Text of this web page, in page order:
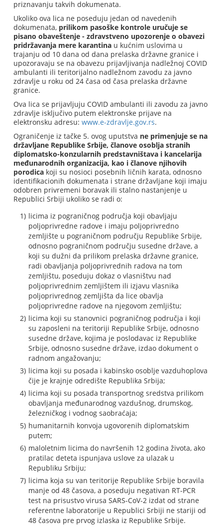
priznavanju takvih dokumenata.
Ukoliko ova lica ne poseduju jedan od navedenih
dokumenata, prilikom pasoške kontrole uručuje se
pisano obaveštenje - zdravstveno upozorenje o obavezi
pridržavanja mere karantina u kućnim uslovima u
trajanju od 10 dana od dana prelaska državne granice i
upozoravaju se na obavezu prijavljivanja nadležnoj COVID
ambulanti ili teritorijalno nadležnom zavodu za javno
zdravlje u roku od 24 časa od časa prelaska državne
granice.
Ova lica se prijavljuju COVID ambulanti ili zavodu za javno
zdravlje isključivo putem elektronske prijave na
elektronsku adresu:www.e-zdravlje.gov.rs.
Ograničenje iz tačke 5. ovog uputstva ne primenjuje se na
državljane Republike Srbije, članove osoblja stranih
diplomatsko-konzularnih predstavništava i kancelarija
međunarodnih organizacija, kao i članove njihovih
porodica koji su nosioci posebnih ličnih karata, odnosno
identifikacionih dokumenata i strane državljane koji imaju
odobren privremeni boravak ili stalno nastanjenje u
Republici Srbiji ukoliko se radi o:
licima iz pograničnog područja koji obavljaju
poljoprivredne radove i imaju poljoprivredno
zemljište u pograničnom području Republike Srbije,
odnosno pograničnom području susedne države, a
koji su dužni da prilikom prelaska državne granice,
radi obavljanja poljoprivrednih radova na tom
zemljištu, poseduju dokaz o vlasništvu nad
poljoprivrednim zemljištem ili izjavu vlasnika
poljoprivrednog zemljišta da lice obavlja
poljoprivredne radove na njegovom zemljištu;
licima koji su stanovnici pograničnog područja i koji
su zaposleni na teritoriji Republike Srbije, odnosno
susedne države, kojima je poslodavac iz Republike
Srbije, odnosno susedne države, izdao dokument o
radnom angažovanju;
licima koji su posada i kabinsko osoblje vazduhoplova
čije je krajnje odredište Republika Srbija;
licima koji su posada transportnog sredstva prilikom
obavljanja međunarodnog vazdušnog, drumskog,
železničkog i vodnog saobraćaja;
humanitarnih konvoja ugovorenih diplomatskim
putem;
maloletnim licima do navršenih 12 godina života, ako
pratilac deteta ispunjava uslove za ulazak u
Republiku Srbiju;
licima koja su van teritorije Republike Srbije boravila
manje od 48 časova, a poseduju negativan RT-PCR
test na prisustvo virusa SARS-CoV-2 izdat od strane
referentne laboratorije u Republici Srbiji ne stariji od
48 časova pre prvog izlaska iz Republike Srbije.